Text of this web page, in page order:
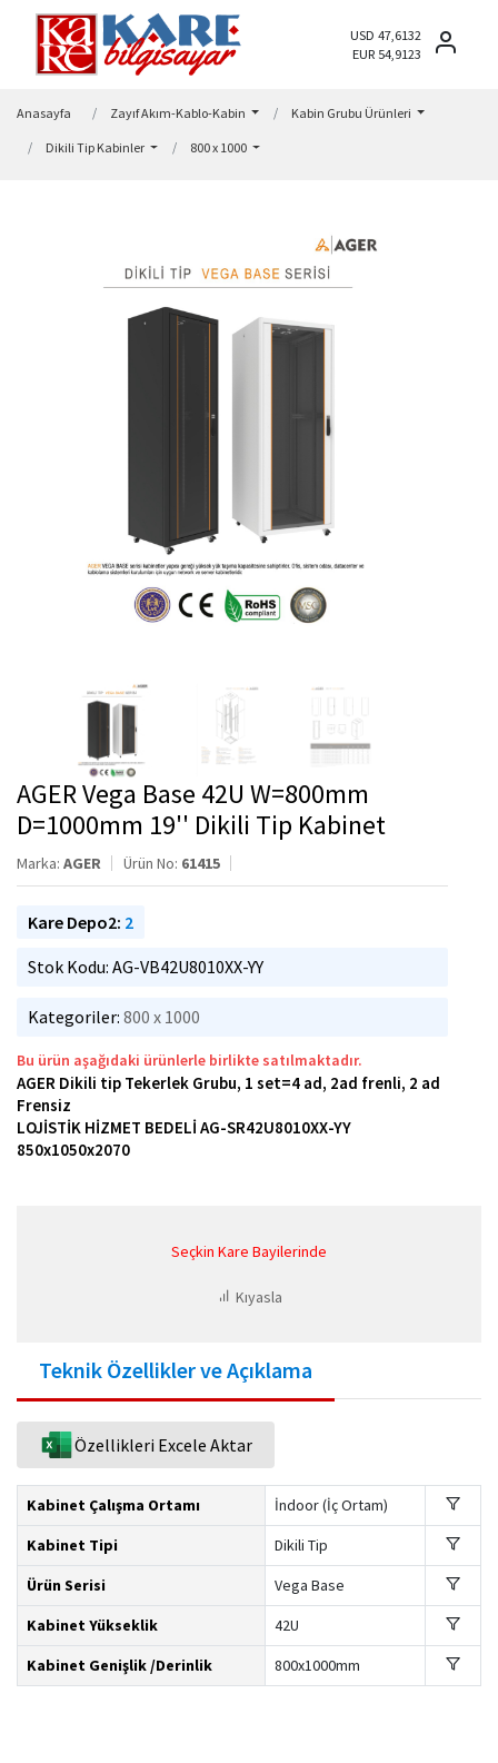
USD 47,6132
EUR 54,9123
Anasayfa Zayıf Akım-Kablo-Kabin Kabin Grubu Ürünleri
Dikili Tip Kabinler 800 x 1000
AGER Vega Base 42U W=800mm
D=1000mm 19'' Dikili Tip Kabinet
Marka: AGER Ürün No: 61415
Kare Depo2: 2
Stok Kodu: AG-VB42U8010XX-YY
Kategoriler: 800 x 1000
Bu ürün aşağıdaki ürünlerle birlikte satılmaktadır.
AGER Dikili tip Tekerlek Grubu, 1 set=4 ad, 2ad frenli, 2 ad
Frensiz
LOJİSTİK HİZMET BEDELİ AG-SR42U8010XX-YY
850x1050x2070
Seçkin Kare Bayilerinde
Kıyasla
Teknik Özellikler ve Açıklama
Özellikleri Excele Aktar
Kabinet Çalışma Ortamı
İndoor (İç Ortam)
Kabinet Tipi
Dikili Tip
Ürün Serisi
Vega Base
Kabinet Yükseklik
42U
Kabinet Genişlik /Derinlik
800x1000mm